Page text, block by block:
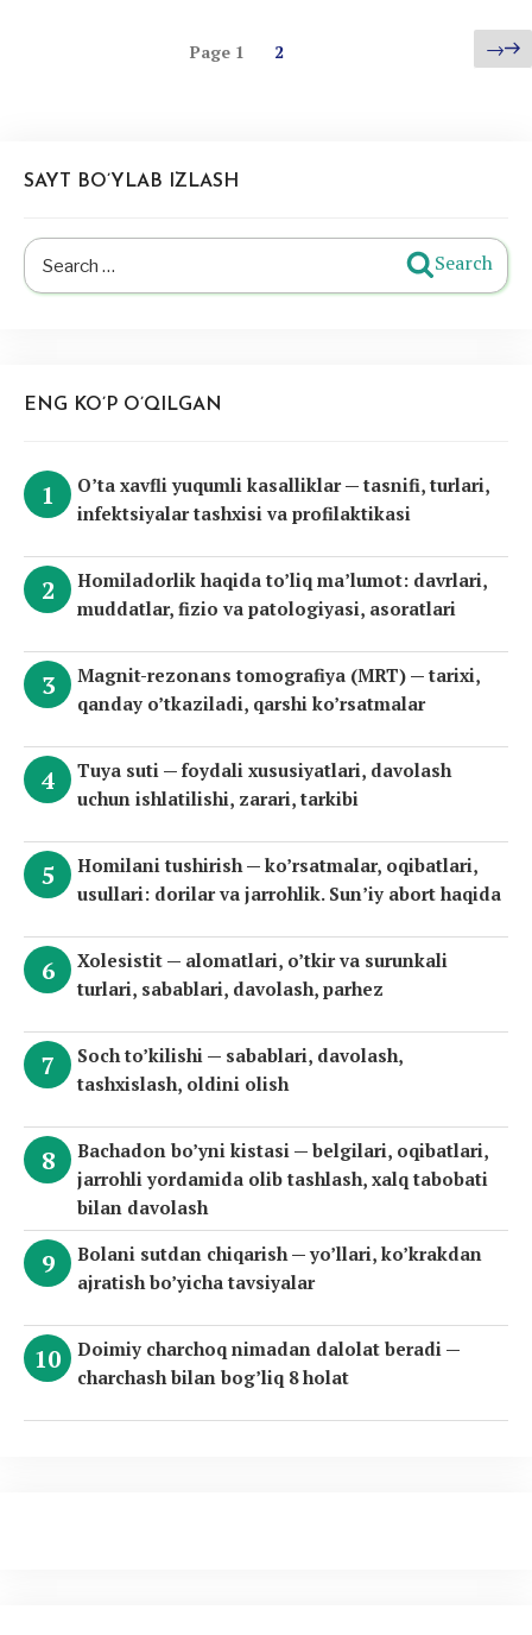
Page 1 Page
2 →
SAYT BO’YLAB IZLASH
Search
for:
Search
ENG KO’P O’QILGAN
O’ta xavfli yuqumli kasalliklar — tasnifi, turlari,
infektsiyalar tashxisi va profilaktikasi
Homiladorlik haqida to’liq ma’lumot: davrlari,
muddatlar, fizio va patologiyasi, asoratlari
Magnit-rezonans tomografiya (MRT) — tarixi,
qanday o’tkaziladi, qarshi ko’rsatmalar
Tuya suti — foydali xususiyatlari, davolash
uchun ishlatilishi, zarari, tarkibi
Homilani tushirish — ko’rsatmalar, oqibatlari,
usullari: dorilar va jarrohlik. Sun’iy abort haqida
Xolesistit — alomatlari, o’tkir va surunkali
turlari, sabablari, davolash, parhez
Soch to’kilishi — sabablari, davolash,
tashxislash, oldini olish
Bachadon bo’yni kistasi — belgilari, oqibatlari,
jarrohli yordamida olib tashlash, xalq tabobati
bilan davolash
Bolani sutdan chiqarish — yo’llari, ko’krakdan
ajratish bo’yicha tavsiyalar
Doimiy charchoq nimadan dalolat beradi —
charchash bilan bog’liq 8 holat